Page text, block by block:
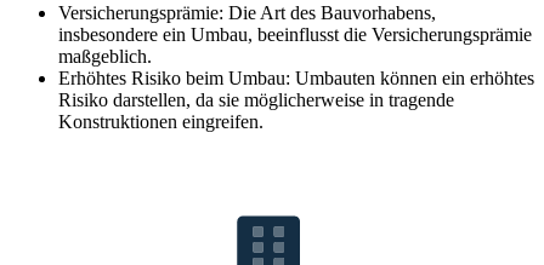
Versicherungsprämie: Die Art des Bauvorhabens,
insbesondere ein Umbau, beeinflusst die Versicherungsprämie
maßgeblich.
Erhöhtes Risiko beim Umbau: Umbauten können ein erhöhtes
Risiko darstellen, da sie möglicherweise in tragende
Konstruktionen eingreifen.